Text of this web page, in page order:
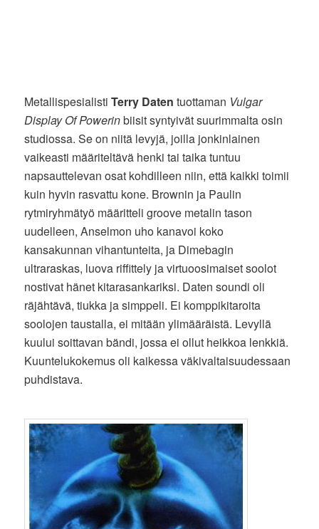
MetallispesialistiTerry Daten tuottaman Vulgar
Display Of Powerinbiisit syntyivät suurimmalta osin
studiossa. Se on niitä levyjä, joilla jonkinlainen
vaikeasti määriteltävä henki tai taika tuntuu
napsauttelevan osat kohdilleen niin, että kaikki toimii
kuin hyvin rasvattu kone. Brownin ja Paulin
rytmiryhmätyö määritteli groove metalin tason
uudelleen, Anselmon uho kanavoi koko
kansakunnan vihantunteita, ja Dimebagin
ultraraskas, luova riffittely ja virtuoosimaiset soolot
nostivat hänet kitarasankariksi. Daten soundi oli
räjähtävä, tiukka ja simppeli. Ei komppikitaroita
soolojen taustalla, ei mitään ylimääräistä. Levyllä
kuului soittavan bändi, jossa ei ollut heikkoa lenkkiä.
Kuuntelukokemus oli kaikessa väkivaltaisuudessaan
puhdistava.